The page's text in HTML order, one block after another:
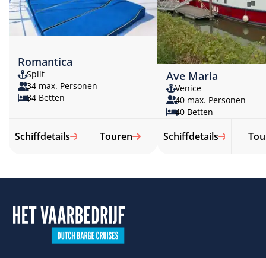
Romantica
Split
34 max. Personen
34 Betten
Schiffdetails Touren
Ave Maria
Venice
40 max. Personen
40 Betten
Schiffdetails